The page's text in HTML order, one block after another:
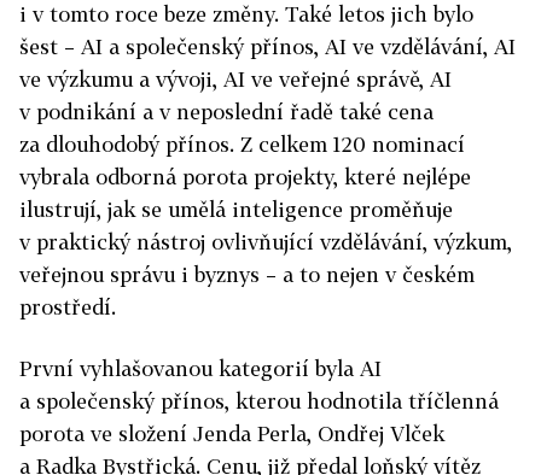
i v tomto roce beze změny. Také letos jich bylo
šest – AI a společenský přínos, AI ve vzdělávání, AI
ve výzkumu a vývoji, AI ve veřejné správě, AI
v podnikání a v neposlední řadě také cena
za dlouhodobý přínos. Z celkem 120 nominací
vybrala odborná porota projekty, které nejlépe
ilustrují, jak se umělá inteligence proměňuje
v praktický nástroj ovlivňující vzdělávání, výzkum,
veřejnou správu i byznys – a to nejen v českém
prostředí.
První vyhlašovanou kategorií byla AI
a společenský přínos, kterou hodnotila tříčlenná
porota ve složení Jenda Perla, Ondřej Vlček
a Radka Bystřická. Cenu, již předal loňský vítěz